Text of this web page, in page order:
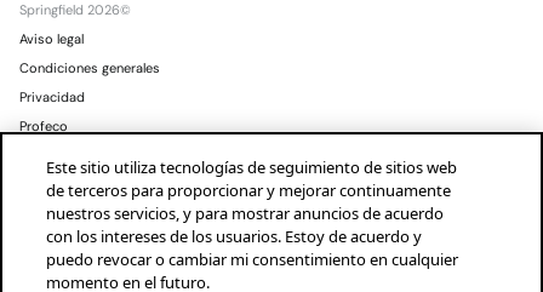
Springfield 2026©
Aviso legal
Condiciones generales
Privacidad
Profeco
Mexico Español
Este sitio utiliza tecnologías de seguimiento de sitios web
de terceros para proporcionar y mejorar continuamente
nuestros servicios, y para mostrar anuncios de acuerdo
con los intereses de los usuarios. Estoy de acuerdo y
puedo revocar o cambiar mi consentimiento en cualquier
momento en el futuro.